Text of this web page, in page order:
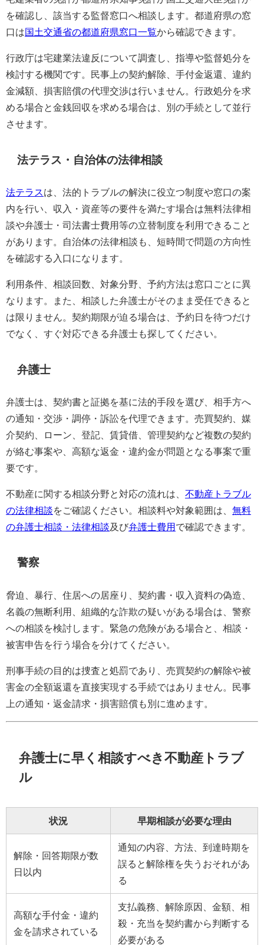
を確認し、該当する監督窓口へ相談します。都道府県の窓
口は国土交通省の都道府県窓口一覧から確認できます。
行政庁は宅建業法違反について調査し、指導や監督処分を
検討する機関です。民事上の契約解除、手付金返還、違約
金減額、損害賠償の代理交渉は行いません。行政処分を求
める場合と金銭回収を求める場合は、別の手続として並行
させます。
法テラス・自治体の法律相談
法テラス は、法的トラブルの解決に役立つ制度や窓口の案
内を行い、収入・資産等の要件を満たす場合は無料法律相
談や弁護士・司法書士費用等の立替制度を利用できること
があります。自治体の法律相談も、短時間で問題の方向性
を確認する入口になります。
利用条件、相談回数、対象分野、予約方法は窓口ごとに異
なります。また、相談した弁護士がそのまま受任できると
は限りません。契約期限が迫る場合は、予約日を待つだけ
でなく、すぐ対応できる弁護士も探してください。
弁護士
弁護士は、契約書と証拠を基に法的手段を選び、相手方へ
の通知・交渉・調停・訴訟を代理できます。売買契約、媒
介契約、ローン、登記、賃貸借、管理契約など複数の契約
が絡む事案や、高額な返金・違約金が問題となる事案で重
要です。
不動産に関する相談分野と対応の流れは、 不動産トラブル
の法律相談をご確認ください。相談料や対象範囲は、 無料
の弁護士相談・法律相談及び弁護士費用 で確認できます。
警察
脅迫、暴行、住居への居座り、契約書・収入資料の偽造、
名義の無断利用、組織的な詐欺の疑いがある場合は、警察
への相談を検討します。緊急の危険がある場合と、相談・
被害申告を行う場合を分けてください。
刑事手続の目的は捜査と処罰であり、売買契約の解除や被
害金の全額返還を直接実現する手続ではありません。民事
上の通知・返金請求・損害賠償も別に進めます。
弁護士に早く相談すべき不動産トラブ
ル
状況 早期相談が必要な理由
解除・回答期限が数
日以内
通知の内容、方法、到達時期を
誤ると解除権を失うおそれがあ
る
高額な手付金・違約
金を請求されている
支払義務、解除原因、金額、相
殺・充当を契約書から判断する
必要がある